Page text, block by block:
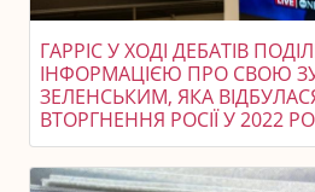
ГАРРІС У ХОДІ ДЕБАТІВ
ІНФОРМАЦІЄЮ ПРО СВОЮ
ЗЕЛЕНСЬКИМ, ЯКА
ВТОРГНЕННЯ РОСІЇ У 2022